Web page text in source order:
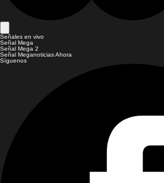
Señales en vivo
Señal Mega
Señal Mega 2
Señal Meganoticias Ahora
Síguenos